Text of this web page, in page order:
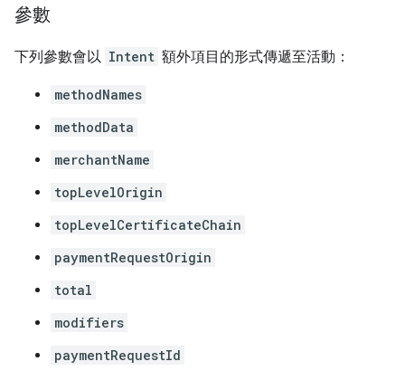
參數
下列參數會以 Intent 額外項目的形式傳遞至活動：
methodNames
methodData
merchantName
topLevelOrigin
topLevelCertificateChain
paymentRequestOrigin
total
modifiers
paymentRequestId